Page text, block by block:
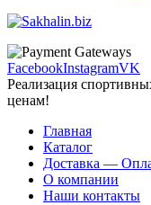
FacebookInstagramVK
Реализация
ценам!
Главная
Каталог
Доставка —
О компании
Наши контакты